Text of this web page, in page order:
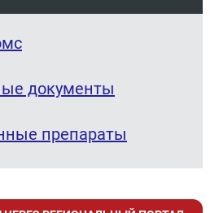
документы
препараты